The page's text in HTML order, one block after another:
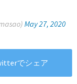
May 27, 2020
でシェア